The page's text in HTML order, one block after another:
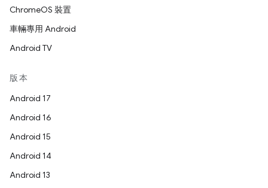
ChromeOS 裝置
車輛專用 Android
Android TV
版本
Android 17
Android 16
Android 15
Android 14
Android 13